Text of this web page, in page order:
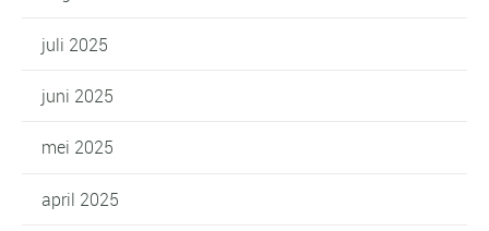
juli 2025
juni 2025
mei 2025
april 2025